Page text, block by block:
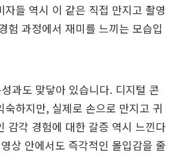
자들 역시 이 같은 직접 만지고 촬영
험 과정에서 재미를 느끼는 모습입
과도 맞닿아 있습니다. 디지털 콘
숙하지만, 실제로 손으로 만지고 귀
감각 경험에 대한 갈증 역시 느낀다
상 안에서도 즉각적인 몰입감을 줄